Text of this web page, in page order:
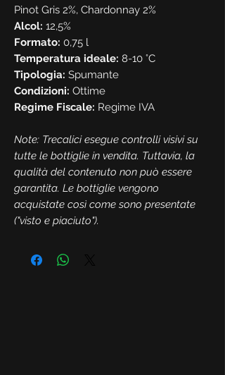
Pinot Gris 2%, Chardonnay 2%
Alcol: 12,5%
Formato: 0,75 l
Temperatura ideale: 8-10 °C
Tipologia: Spumante
Condizioni: Ottime
Regime Fiscale: Regime IVA
Note: Trecalici esegue controlli visivi su
tutte le bottiglie in vendita. Tuttavia, la
qualità del contenuto non può essere
garantita. Le bottiglie vengono
acquistate così come sono presentate
("visto e piaciuto").